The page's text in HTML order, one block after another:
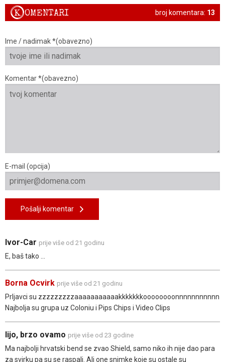
broj komentara: 13
KOMENTARI
Ime / nadimak *(obavezno)
Komentar *(obavezno)
E-mail (opcija)
Pošalji komentar
Ivor-Car prije više od 21 godinu
E, baš tako ...
Borna Ocvirk prije više od 21 godinu
Prljavci su zzzzzzzzzaaaaaaaaaaakkkkkkkoooooooonnnnnnnnnnn
Najbolja su grupa uz Coloniu i Pips Chips i Video Clips
lijo, brzo ovamo prije više od 23 godine
Ma najbolji hrvatski bend se zvao Shield, samo niko ih nije dao para
za svirku pa su se raspali. Ali one snimke koje su ostale su